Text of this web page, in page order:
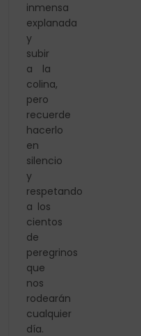
inmensa
explanada
y
subir
a la
colina,
pero
recuerde
hacerlo
en
silencio
y
respetando
a los
cientos
de
peregrinos
que
nos
rodearán
cualquier
día.